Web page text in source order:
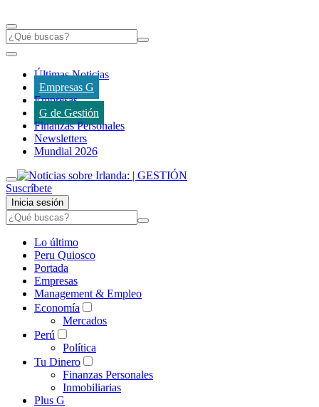
Últimas Noticias
Empresas G
Empresas
G de Gestión
Finanzas Personales
Newsletters
Mundial 2026
Suscríbete
Inicia sesión
Lo último
Peru Quiosco
Portada
Empresas
Management & Empleo
Economía
Mercados
Perú
Política
Tu Dinero
Finanzas Personales
Inmobiliarias
Plus G